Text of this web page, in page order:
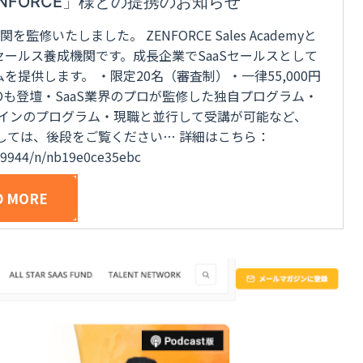
監修いたしました。 ZENFORCE Sales Academyと
ルス養成機関です。成長企業でSaaSセールスとして
提供します。 ・限定20名（審査制）・一律55,000円
登壇・SaaS業界のプロが監修した独自プログラム・
のプログラム・現職と並行して受講が可能など、
ては、後段をご覧ください… 詳細はこちら：
n/nb19e0ce35ebc
MORE